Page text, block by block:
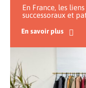
En France, les
successoraux et
En savoir plus